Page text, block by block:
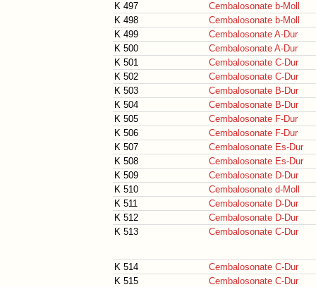
K 497
Cembalosonate b-Moll
K 498
Cembalosonate b-Moll
K 499
Cembalosonate A-Dur
K 500
Cembalosonate A-Dur
K 501
Cembalosonate C-Dur
K 502
Cembalosonate C-Dur
K 503
Cembalosonate B-Dur
K 504
Cembalosonate B-Dur
K 505
Cembalosonate F-Dur
K 506
Cembalosonate F-Dur
K 507
Cembalosonate Es-Dur
K 508
Cembalosonate Es-Dur
K 509
Cembalosonate D-Dur
K 510
Cembalosonate d-Moll
K 511
Cembalosonate D-Dur
K 512
Cembalosonate D-Dur
K 513
Cembalosonate C-Dur
K 514
Cembalosonate C-Dur
K 515
Cembalosonate C-Dur